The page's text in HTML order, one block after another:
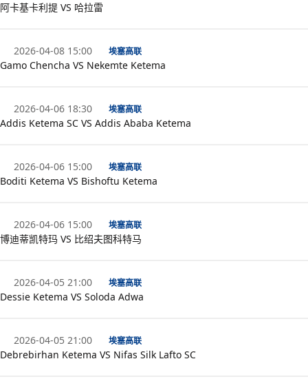
阿卡基卡利提 VS 哈拉雷
2026-04-08 15:00 埃塞高联
Gamo Chencha VS Nekemte Ketema
2026-04-06 18:30 埃塞高联
Addis Ketema SC VS Addis Ababa Ketema
2026-04-06 15:00 埃塞高联
Boditi Ketema VS Bishoftu Ketema
2026-04-06 15:00 埃塞高联
博迪蒂凯特玛 VS 比绍夫图科特马
2026-04-05 21:00 埃塞高联
Dessie Ketema VS Soloda Adwa
2026-04-05 21:00 埃塞高联
Debrebirhan Ketema VS Nifas Silk Lafto SC